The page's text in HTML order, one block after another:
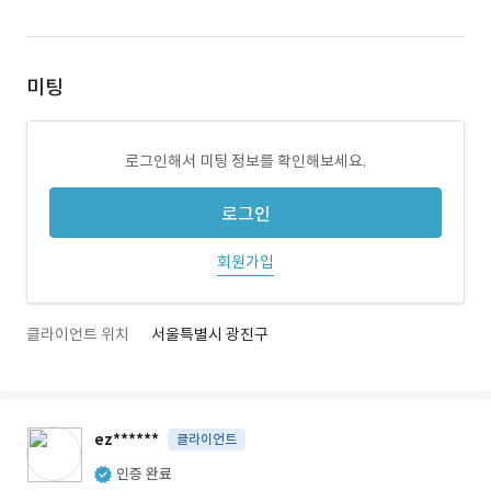
미팅
로그인해서 미팅 정보를 확인해보세요.
로그인
회원가입
클라이언트 위치 서울특별시 광진구
ez****** 클라이언트
인증 완료